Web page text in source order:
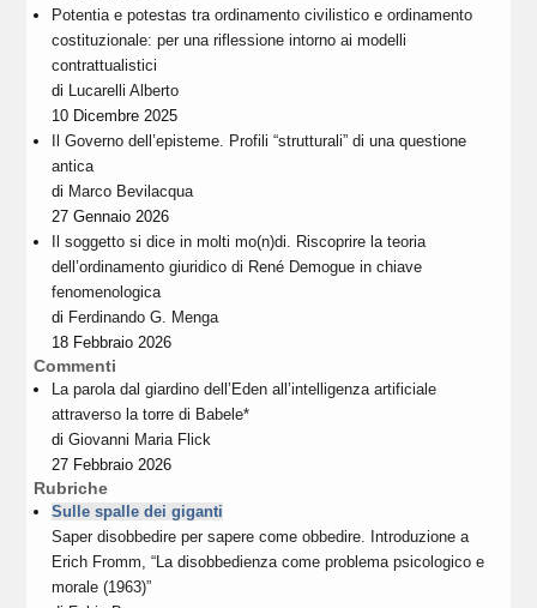
Potentia e potestas tra ordinamento civilistico e ordinamento
costituzionale: per una riflessione intorno ai modelli
contrattualistici
di Lucarelli Alberto
10 Dicembre 2025
Il Governo dell’episteme. Profili “strutturali” di una questione
antica
di Marco Bevilacqua
27 Gennaio 2026
Il soggetto si dice in molti mo(n)di. Riscoprire la teoria
dell’ordinamento giuridico di René Demogue in chiave
fenomenologica
di Ferdinando G. Menga
18 Febbraio 2026
Commenti
La parola dal giardino dell’Eden all’intelligenza artificiale
attraverso la torre di Babele*
diGiovanni Maria Flick
27 Febbraio 2026
Rubriche
Sulle spalle dei giganti
Saper disobbedire per sapere come obbedire. Introduzione a
Erich Fromm, “La disobbedienza come problema psicologico e
morale (1963)”